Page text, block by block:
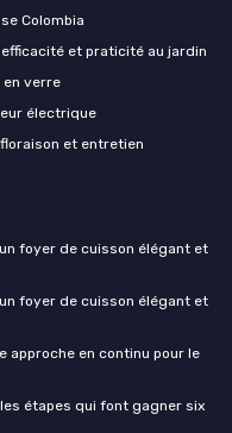
Colombia
efficacité et praticité au jardin
en verre
électrique
et entretien
foyer de cuisson élégant et
foyer de cuisson élégant et
approche en continu pour le
étapes qui font gagner six